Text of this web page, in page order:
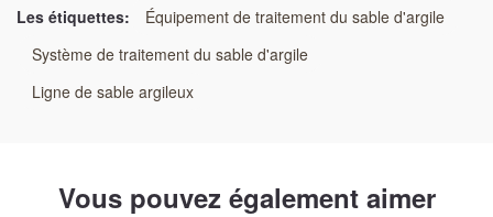
préparation du sable
Équipement d'élimination des poussières du sable de
coulée
Les étiquettes:
Équipement de traitement du sable d'argile
Système de traitement du sable d'argile
Ligne de sable argileux
Vous pouvez également aimer